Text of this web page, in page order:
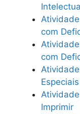
com
com
Imprimir